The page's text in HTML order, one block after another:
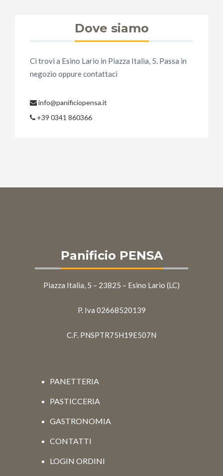
Dove siamo
Ci trovi a Esino Lario in Piazza Italia, 5. Passa in
negozio oppure contattaci
info@panificiopensa.it
+39 0341 860366
Panificio PENSA
Piazza Italia, 5 – 23825 – Esino Lario (LC)
P. Iva 02668520139
C.F. PNSPTR75H19E507N
PANETTERIA
PASTICCERIA
GASTRONOMIA
CONTATTI
LOGIN ORDINI